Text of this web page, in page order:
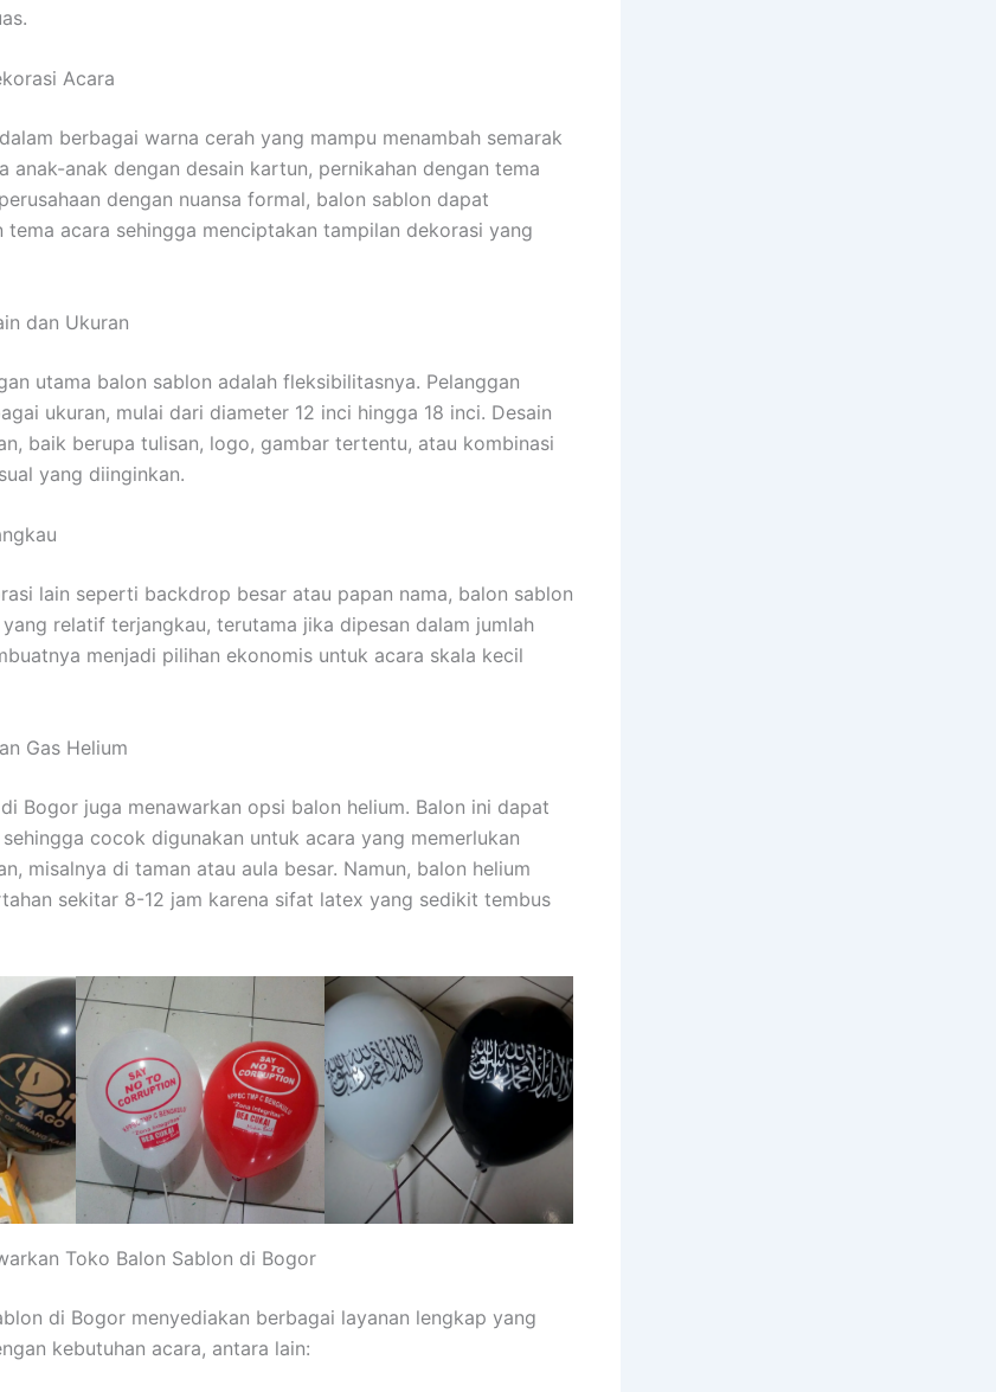
Acara
berbagai warna cerah yang mampu menambah semarak
anak-anak dengan desain kartun, pernikahan dengan tema
dengan nuansa formal, balon sablon dapat
tema acara sehingga menciptakan tampilan dekorasi yang
dan Ukuran
utama balon sablon adalah fleksibilitasnya. Pelanggan
ukuran, mulai dari diameter 12 inci hingga 18 inci. Desain
baik berupa tulisan, logo, gambar tertentu, atau kombinasi
yang diinginkan.
lain seperti backdrop besar atau papan nama, balon sablon
relatif terjangkau, terutama jika dipesan dalam jumlah
menjadi pilihan ekonomis untuk acara skala kecil
Gas Helium
Bogor juga menawarkan opsi balon helium. Balon ini dapat
cocok digunakan untuk acara yang memerlukan
misalnya di taman atau aula besar. Namun, balon helium
sekitar 8-12 jam karena sifat latex yang sedikit tembus
Toko Balon Sablon di Bogor
di Bogor menyediakan berbagai layanan lengkap yang
kebutuhan acara, antara lain: